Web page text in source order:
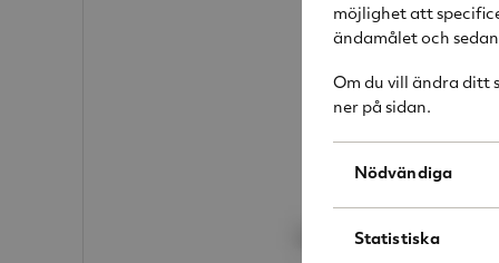
möjlighet att
ändamålet och
Om du vill ändra ditt
ner på sidan.
Nödvändiga
Statistiska